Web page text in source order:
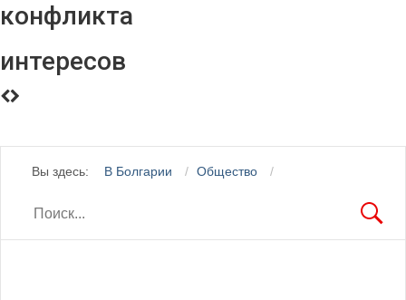
конфликта
интересов
Вы здесь: В Болгарии Общество